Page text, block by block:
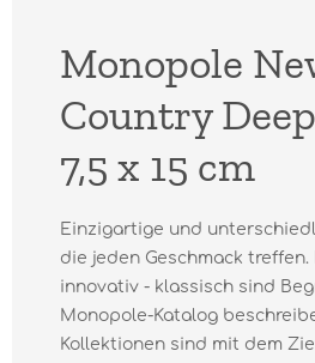
Monopole
Country
7,5 x 15 cm
Einzigartige und
die jeden Geschmack
innovativ - klassisch sind
Monopole-Katalog
Kollektionen sind mit dem